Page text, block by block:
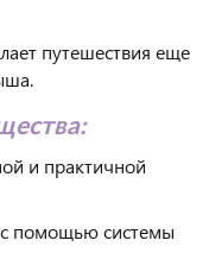
путешествия еще
и практичной
помощью системы